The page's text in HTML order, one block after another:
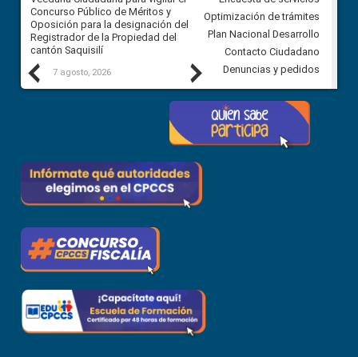
Previous
Concurso Público de Méritos y
Oposición para la designación del
Registrador de la Propiedad del
cantón Saquisilí
7 agosto, 2026
construcción del asfaltado de
Ballenita del cantón Santa
7 agosto, 2026
Next
Optimización de trámites
Plan Nacional Desarrollo
Contacto Ciudadano
Denuncias y pedidos